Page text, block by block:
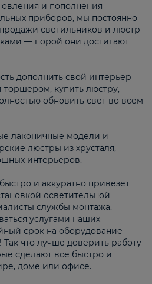
и пополнения
приборов, мы постоянно
светильников и люстр
— порой они достигают
дополнить свой интерьер
купить люстру,
обновить свет во всем
лаконичные модели и
люстры из хрусталя,
интерьеров.
и аккуратно привезет
осветительной
службы монтажа.
услугами наших
срок на оборудование
Так что лучше доверить работу
сделают всё быстро и
доме или офисе.